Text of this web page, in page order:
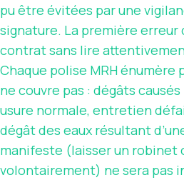
pu être évitées par une
signature. La première erreur
contrat sans lire
Chaque polise MRH énumère
ne couvre pas : dégâts
usure normale, entretien
dégât des eaux résultant
manifeste (laisser un robinet
volontairement) ne sera pas